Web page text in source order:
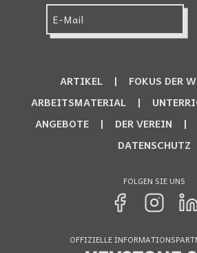
ARTIKEL
FOKUS DER
ARBEITSMATERIAL
ANGEBOTE
DER VEREIN
DATENSCHUTZ
FOLGEN SIE UNS
OFFIZIELLE